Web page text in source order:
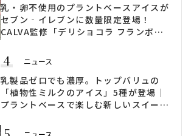
乳・卵不使用のプラントベースアイスが
セブン‐イレブンに数量限定登場！
CALVA監修「デリショコラ フランボワ
4 ニュース
乳製品ゼロでも濃厚。トップバリュの
「植物性ミルクのアイス」5種が登場｜
プラントベースで楽しむ新しいスイーツ
ニュース